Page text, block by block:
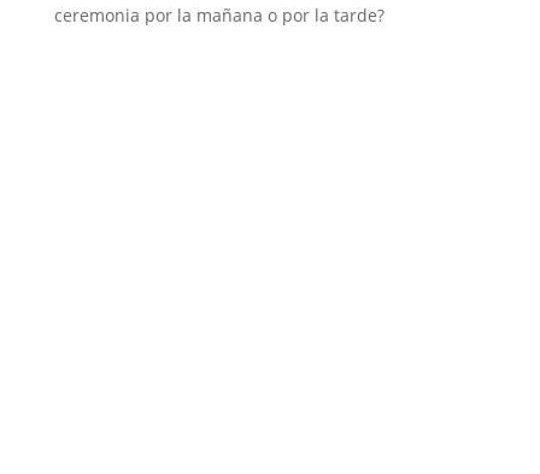
ceremonia por la mañana o por la tarde?